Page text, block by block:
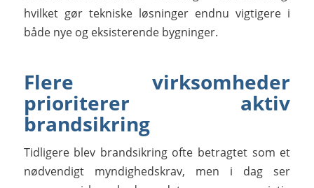
hvilket gør tekniske løsninger endnu vigtigere i
både nye og eksisterende bygninger.
Flere virksomheder
prioriterer aktiv
brandsikring
Tidligere blev brandsikring ofte betragtet som et
nødvendigt myndighedskrav, men i dag ser